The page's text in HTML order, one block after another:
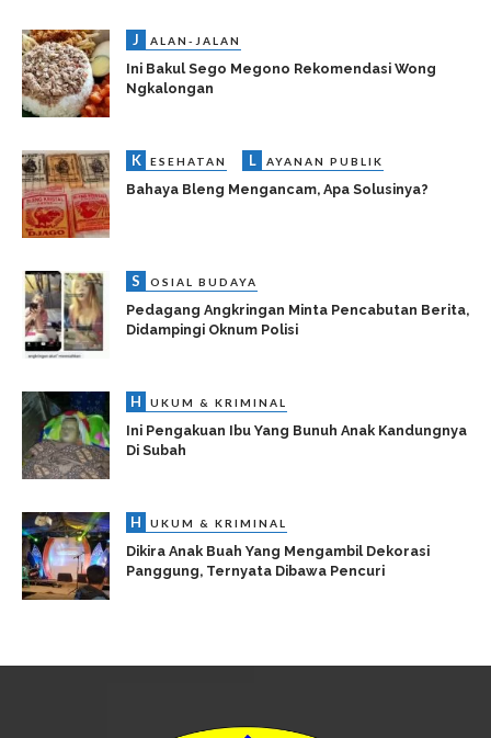
J ALAN-JALAN
Ini Bakul Sego Megono Rekomendasi Wong
Ngkalongan
K ESEHATAN L AYANAN PUBLIK
Bahaya Bleng Mengancam, Apa Solusinya?
S OSIAL BUDAYA
Pedagang Angkringan Minta Pencabutan Berita,
Didampingi Oknum Polisi
H UKUM & KRIMINAL
Ini Pengakuan Ibu Yang Bunuh Anak Kandungnya
Di Subah
H UKUM & KRIMINAL
Dikira Anak Buah Yang Mengambil Dekorasi
Panggung, Ternyata Dibawa Pencuri